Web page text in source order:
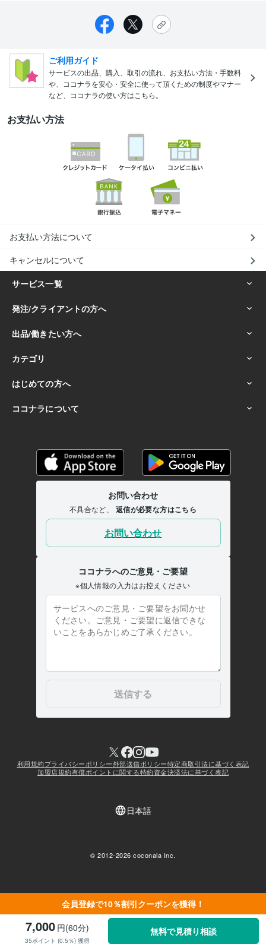
会員登録で10％割引クーポンを獲得！
7,000 円(60分)
35ポイント (0.5％) 獲得
無料で見積り相談
ご利用ガイド
サービスの出品、購入、取引の流れ、お支払い方法・手数料
や、ココナラを安心・安全に使って頂くための制度やマナー
など、ココナラの使い方はこちら。
お支払い方法
お支払い方法について
キャンセルについて